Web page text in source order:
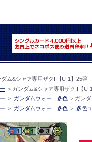
ダム&シャア専用ザクII【U-1】25弾
＞ ガンダム&シャア専用ザクII【U-
＞ ガンダムウォー 多色 ＞ ガン
＞ ガンダムウォー 多色 ＞ 多色